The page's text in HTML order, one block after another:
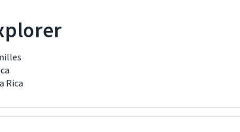
Rica